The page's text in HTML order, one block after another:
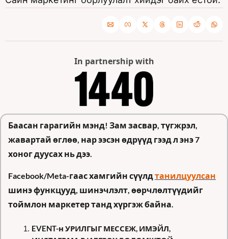
In partnership with
Баасан гарагийн мэнд! Зам засвар, түгжрэл,
жавартай өглөө, нар ээсэн өдрүүд гээд л энэ 7
хоног дуусах нь дээ.
Facebook/Meta-гаас хамгийн сүүлд танилцуулсан
шинэ функцууд, шинэчлэлт, өөрчлөлтүүдийг
тоймлон маркетер танд хүргэж байна.
EVENT-н УРИЛГЫГ МЕССЕЖ, ИМЭЙЛ,